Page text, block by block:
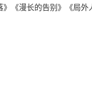
》《漫长的告别》《局